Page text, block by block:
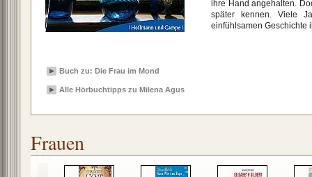
ihre Hand angehalten.
später kennen. Viele
einfühlsamen Geschichte
Buch zu: Die Frau im Mond
Alle Hörbuchtipps zu Milena Agus
Frauen